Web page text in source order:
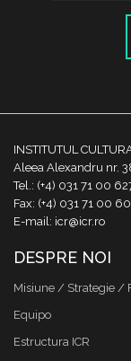
INSTITUTUL
Aleea Alexandru nr.
Tel.: (+4) 031 71 00
Fax: (+4) 031 71 00
E-mail: icr@icr.ro
DESPRE NOI
Misiune / Strategie /
Equipo
Estructura ICR